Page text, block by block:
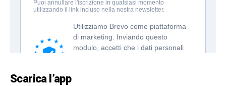
Scarica l’app